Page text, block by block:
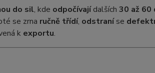
do sil, kde odpočívajídalších 30 až 60
se zrna ručně třídí, odstraníse
k exportu.